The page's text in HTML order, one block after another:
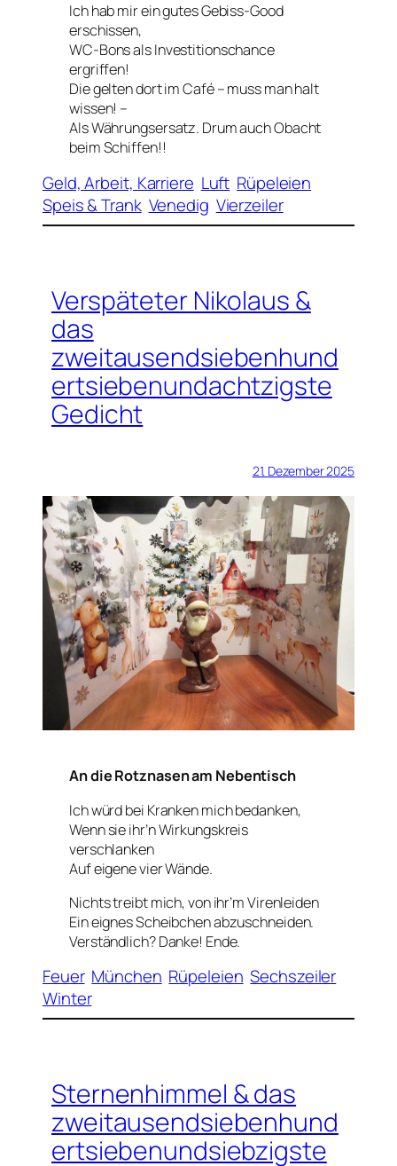
Ich hab mir ein gutes Gebiss-Good
erschissen,
WC-Bons als Investitionschance
ergriffen!
Die gelten dort im Café – muss man halt
wissen! –
Als Währungsersatz. Drum auch Obacht
beim Schiffen!!
Geld, Arbeit, Karriere Luft Rüpeleien
Speis & Trank Venedig Vierzeiler
Verspäteter Nikolaus &
das
zweitausendsiebenhund
ertsiebenundachtzigste
Gedicht
21. Dezember 2025
An die Rotznasen am Nebentisch
Ich würd bei Kranken mich bedanken,
Wenn sie ihr’n Wirkungskreis
verschlanken
Auf eigene vier Wände.
Nichts treibt mich, von ihr’m Virenleiden
Ein eignes Scheibchen abzuschneiden.
Verständlich? Danke! Ende.
Feuer München Rüpeleien Sechszeiler
Winter
Sternenhimmel & das
zweitausendsiebenhund
ertsiebenundsiebzigste